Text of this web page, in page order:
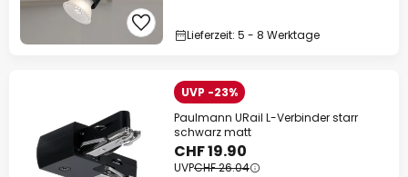
Lieferzeit: 5 - 8 Werktage
UVP -23%
Paulmann URail L-Verbinder starr
schwarz matt
CHF 19.90
UVPCHF 26.04